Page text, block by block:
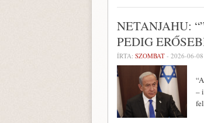
NETANJAHU:
PEDIG
ÍRTA: SZOMBAT - 2026-06-08
–